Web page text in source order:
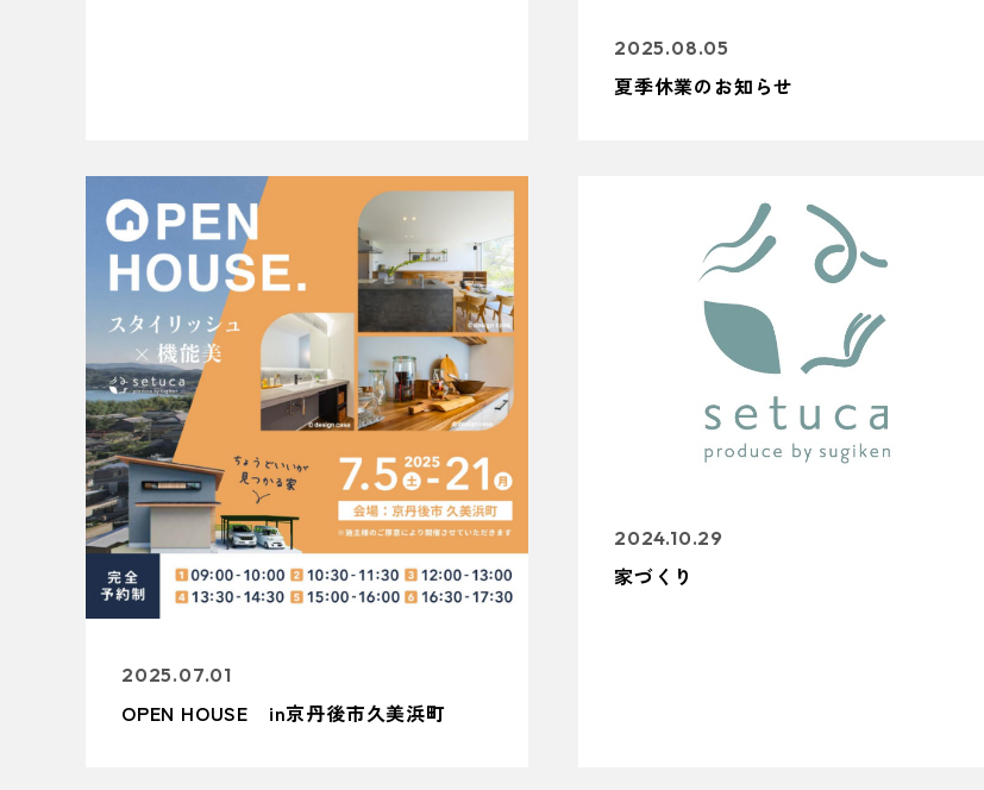
2025.08.05
夏季休業のお知らせ
2025.07.01
OPEN HOUSE in京丹後市久美浜町
2024.10.29
家づくり